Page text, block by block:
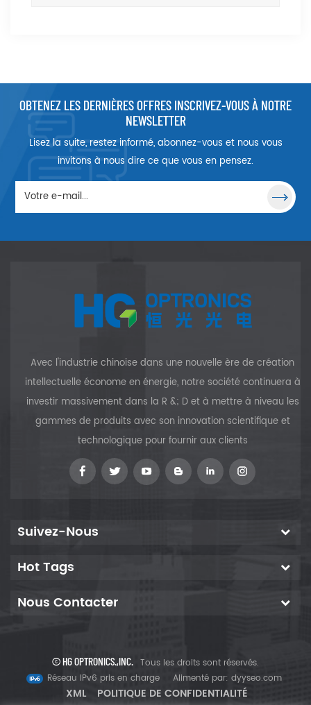
OBTENEZ LES DERNIÈRES OFFRES INSCRIVEZ-VOUS À NOTRE
NEWSLETTER
Lisez la suite, restez informé, abonnez-vous et nous vous
invitons à nous dire ce que vous en pensez.
Avec l'industrie chinoise dans une nouvelle ère de création
intellectuelle économe en énergie, notre société continuera à
investir massivement dans la R &; D et à mettre à niveau les
gammes de produits avec son innovation scientifique et
technologique pour fournir aux clients
Suivez-Nous
Hot Tags
Nous Contacter
© HG OPTRONICS.,INC. Tous les droits sont réservés.
Réseau IPv6 pris en charge
Alimenté par: dyyseo.com
XML POLITIQUE DE CONFIDENTIALITÉ